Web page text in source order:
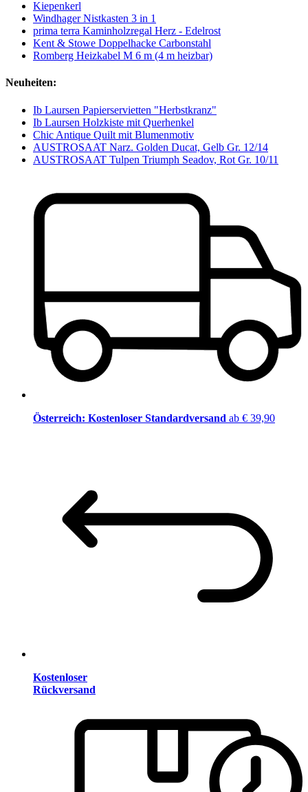
Kiepenkerl
Windhager Nistkasten 3 in 1
prima terra Kaminholzregal Herz - Edelrost
Kent & Stowe Doppelhacke Carbonstahl
Romberg Heizkabel M 6 m (4 m heizbar)
Neuheiten:
Ib Laursen Papierservietten "Herbstkranz"
Ib Laursen Holzkiste mit Querhenkel
Chic Antique Quilt mit Blumenmotiv
AUSTROSAAT Narz. Golden Ducat, Gelb Gr. 12/14
AUSTROSAAT Tulpen Triumph Seadov, Rot Gr. 10/11
Österreich: Kostenloser Standardversand ab € 39,90
Kostenloser
Rückversand